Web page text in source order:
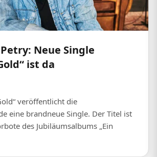
Neue Single
ist da
veröffentlicht die
eine brandneue Single. Der Titel ist
des Jubiläumsalbums „Ein